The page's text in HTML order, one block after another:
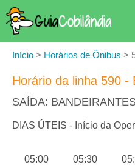
Início > Horários de Ônibus >
Horário da linha 590 -
SAÍDA:
DIAS ÚTEIS - Início da
05:00 05:30